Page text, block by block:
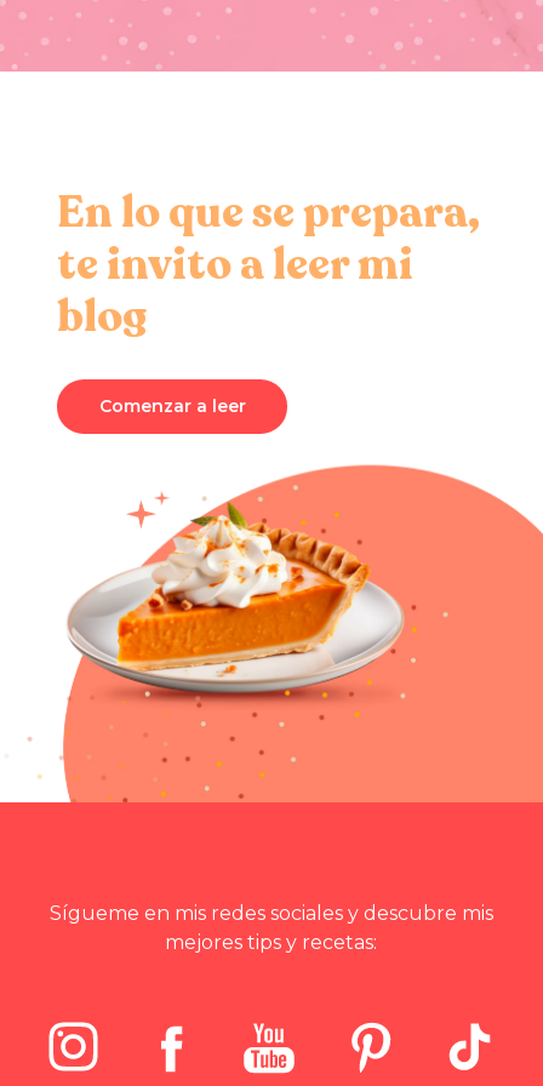
En lo que se prepara,
te invito a leer mi
blog
Comenzar a leer
Sígueme en mis redes sociales y descubre mis
mejores tips y recetas: